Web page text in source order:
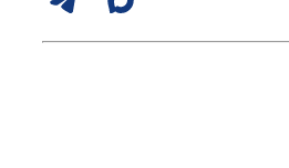
Затворы фланцевые